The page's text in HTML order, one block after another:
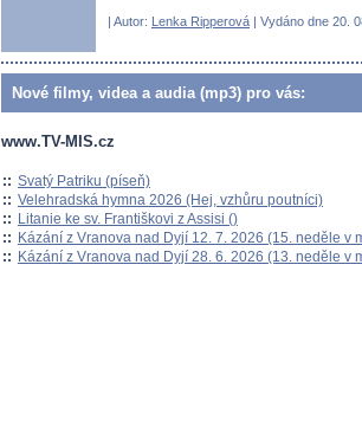
| Autor: Lenka Ripperová | Vydáno dne 20.
Nové filmy, videa a audia (mp3) pro vás:
www.TV-MIS.cz
:: Svatý Patriku (píseň)
:: Velehradská hymna 2026 (Hej, vzhůru poutníci)
:: Litanie ke sv. Františkovi z Assisi ()
:: Kázání z Vranova nad Dyjí 12. 7. 2026 (15. neděle v
:: Kázání z Vranova nad Dyjí 28. 6. 2026 (13. neděle v